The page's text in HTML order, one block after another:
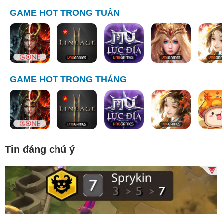
GAME HOT TRONG TUẦN
GAME HOT TRONG THÁNG
Tin đáng chú ý